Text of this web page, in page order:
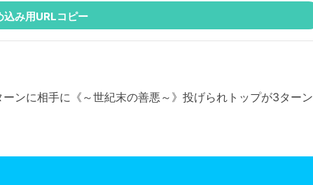
み用URLコピー
ンに相手に《 ～世紀末の善悪～ 》投げられトップが3ターン